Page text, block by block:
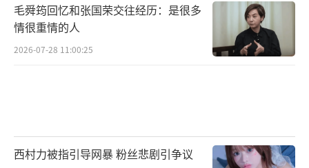
毛舜筠回忆和张国荣交往经历：是很多
情很重情的人
2026-07-28 11:00:25
西村力被指引导网暴 粉丝悲剧引争议